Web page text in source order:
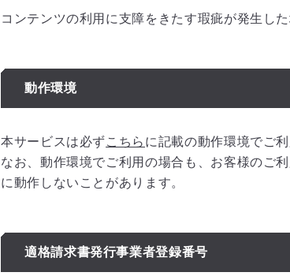
コンテンツの利用に支障をきたす瑕疵が発生し
動作環境
本サービスは必ずこちら に記載の動作環境でご利
なお、動作環境でご利用の場合も、お客様のご
に動作しないことがあります。
適格請求書発行事業者登録番号